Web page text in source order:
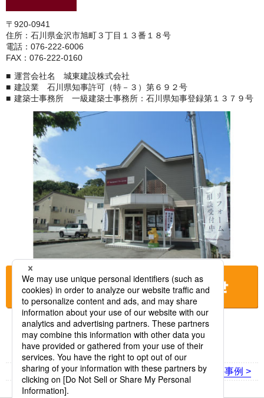
〒920-0941
住所：石川県金沢市旭町３丁目１３番１８号
電話：076-222-6006
FAX：076-222-0160
運営会社名 城東建設株式会社
建設業 石川県知事許可（特－３）第６９２号
建築士事務所 一級建築士事務所：石川県知事登録第１３７９号
お店に電話をする
< 前の事例 次の事例 >